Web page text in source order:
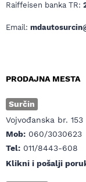
Raiffeisen banka TR:
Email:
PRODAJNA MESTA
Surčin
Vojvođanska br. 153
Mob: 060/3030623
Tel: 011/8443-608
Klikni i pošalji